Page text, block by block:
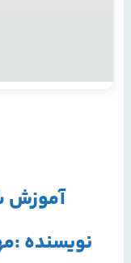
آموزش
نویسنده